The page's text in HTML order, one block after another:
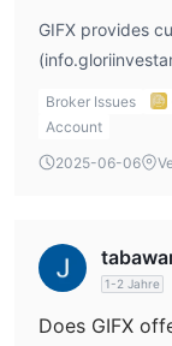
GIFX provides
(021-3000
platforms like
Broker Issues
Account
2025-06-06
1-2 Jahre
Does GIFX